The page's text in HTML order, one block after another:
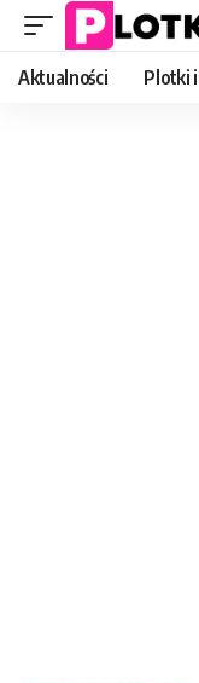
Aktualności Plotki